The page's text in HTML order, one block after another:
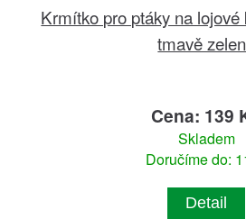
Krmítko pro ptáky na lojové
tmavě
Cena: 139
Skladem
Doručíme do:
Detail